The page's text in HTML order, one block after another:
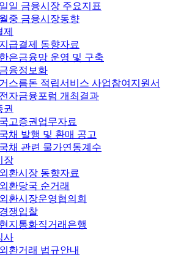
일일 금융시장 주요지표
월중 금융시장동향
지급결제 동향자료
한은금융망 운영 및 구축
금융정보화
거스름돈 적립서비스 사업참여지원서
전자금융포럼 개최결과
권
국고증권업무자료
국채 발행 및 환매 공고
국채 관련 물가연동계수
장
외환시장 동향자료
외환당국 순거래
외환시장운영협의회
경쟁입찰
현지통화직거래은행
사
외환거래 법규안내